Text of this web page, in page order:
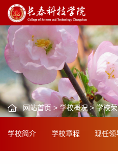
网站首页 >学校概况>学校
学校简介 学校章程 现任领